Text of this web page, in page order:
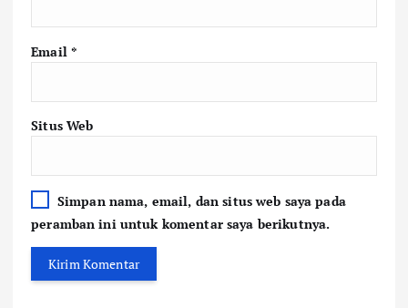
Email *
Situs Web
Simpan nama, email, dan situs web saya pada
peramban ini untuk komentar saya berikutnya.